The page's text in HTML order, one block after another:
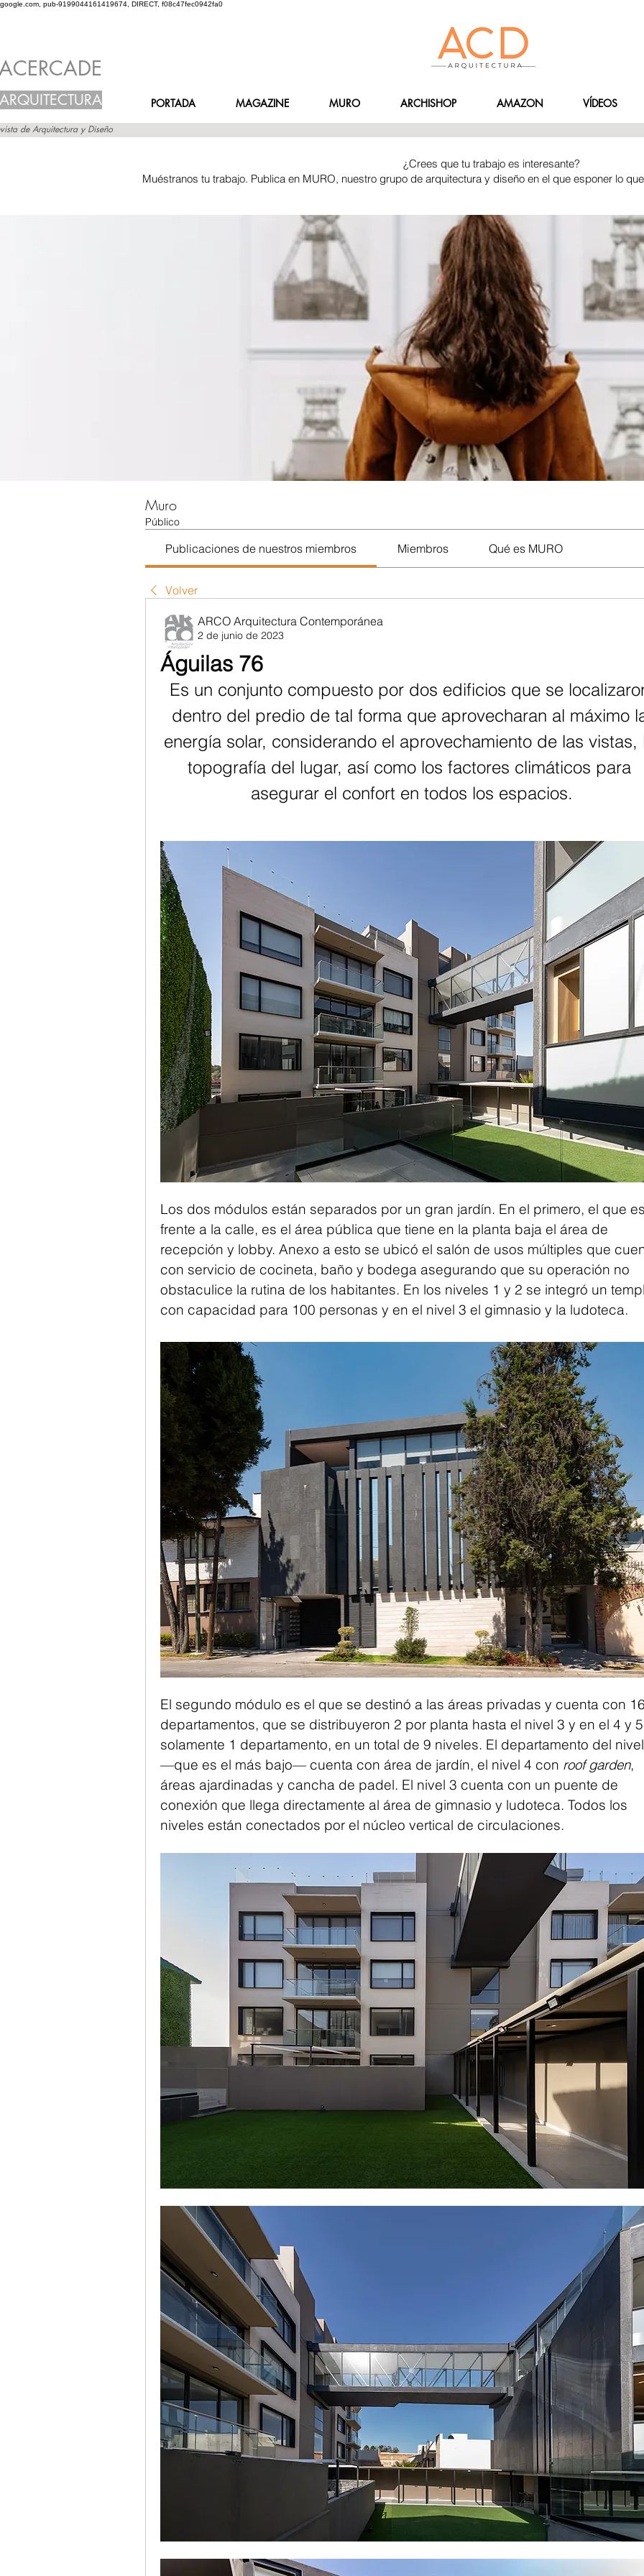
google.com, pub-9199044161419674, DIRECT, f08c47fec0942fa0
PORTADA MAGAZINE MURO ARCHISHOP AMAZON VÍDEOS
de Arquitectura y Diseño
Muro
Público
Publicaciones de nuestros miembros Miembros Qué es MURO
Volver
ARCO Arquitectura Contemporánea
2 de junio de 2023
Águilas 76
Es un conjunto compuesto por dos edificios que se
dentro del predio de tal forma que aprovecharan al máximo
energía solar, considerando el aprovechamiento de las vistas,
topografía del lugar, así como los factores climáticos para
asegurar el confort en todos los espacios.
Los dos módulos están separados por un gran jardín. En el primero, el que
frente a la calle, es el área pública que tiene en la planta baja el área de
recepción y lobby. Anexo a esto se ubicó el salón de usos múltiples que
con servicio de cocineta, baño y bodega asegurando que su operación no
obstaculice la rutina de los habitantes. En los niveles 1 y 2 se integró un
con capacidad para 100 personas y en el nivel 3 el gimnasio y la ludoteca.
El segundo módulo es el que se destinó a las áreas privadas y cuenta con
departamentos, que se distribuyeron 2 por planta hasta el nivel 3 y en el 4 y 5
solamente 1 departamento, en un total de 9 niveles. El departamento del
—que es el más bajo— cuenta con área de jardín, el nivel 4 con roof garden,
áreas ajardinadas y cancha de padel. El nivel 3 cuenta con un puente de
conexión que llega directamente al área de gimnasio y ludoteca. Todos los
niveles están conectados por el núcleo vertical de circulaciones.
¿Crees que tu trabajo es interesante?
Muéstranos tu trabajo. Publica en MURO, nuestro grupo de arquitectura y diseño en el que esponer lo